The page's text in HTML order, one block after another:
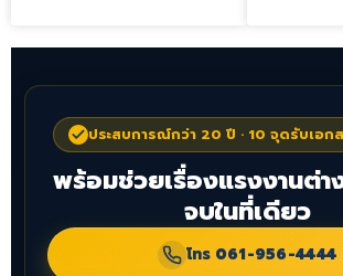
ประสบการณ์กว่า 20 ปี · 10 จุดรับเอก
พร้อมช่วยเรื่องแรงงานต่า
จบในที่เดียว
โทร 061-956-4444